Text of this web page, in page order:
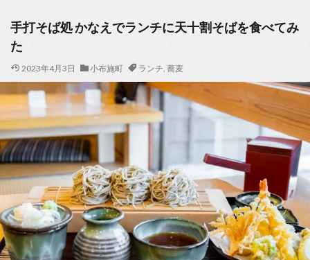
手打そば処 かなえでランチに天十割そばを食べてみ
た
2023年4月3日 小布施町 ランチ, 蕎麦